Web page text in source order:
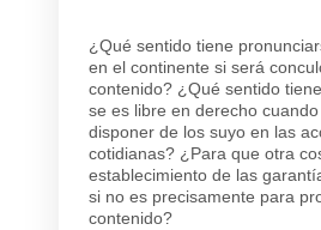
¿Qué sentido tiene
en el continente si será
contenido? ¿Qué sentido
se es libre en derecho
disponer de los suyo en las
cotidianas? ¿Para que otra
establecimiento de las
si no es precisamente para
contenido?